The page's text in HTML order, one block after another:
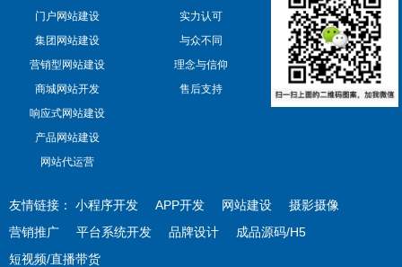
门户网站建设
集团网站建设
营销型网站建设
商城网站开发
响应式网站建设
产品网站建设
网站代运营
实力认可
与众不同
理念与信仰
售后支持
友情链接： 小程序开发 APP开发 网站建设
摄影摄像
营销推广
平台系统开发 品牌设计
成品源码/H5
短视频/直播带货